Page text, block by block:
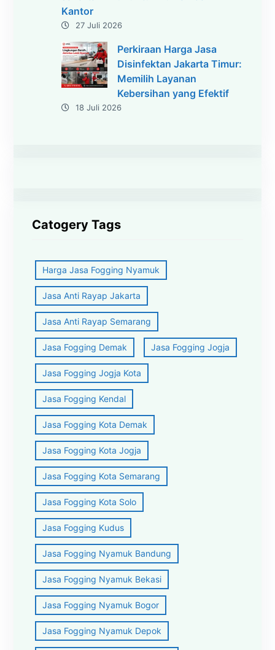
Kantor
27 Juli 2026
Perkiraan Harga Jasa
Disinfektan Jakarta Timur:
Memilih Layanan
Kebersihan yang Efektif
18 Juli 2026
Catogery Tags
Harga Jasa Fogging Nyamuk
Jasa Anti Rayap Jakarta
Jasa Anti Rayap Semarang
Jasa Fogging Demak Jasa Fogging Jogja
Jasa Fogging Jogja Kota
Jasa Fogging Kendal
Jasa Fogging Kota Demak
Jasa Fogging Kota Jogja
Jasa Fogging Kota Semarang
Jasa Fogging Kota Solo
Jasa Fogging Kudus
Jasa Fogging Nyamuk Bandung
Jasa Fogging Nyamuk Bekasi
Jasa Fogging Nyamuk Bogor
Jasa Fogging Nyamuk Depok